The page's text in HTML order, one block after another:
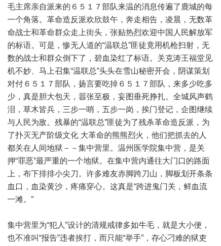
毛主席亲自派来的６５１７部队来温的消息传遍了鹿城的每
一个角落。革命造反派欢欣鼓午，奔走相告，凌晨，无数革
命战士和革命群众走上街头，张贴热烈欢迎中国人民解放军
的标语。可是，惨无人道的“温联总”匪徒竟用机枪扫射，无
数的战士和群众倒下了，碧血染红了标语。关克涛王福堂见
机不妙、马上召集“温联总”头头在雪山秘密开会，阴谋策划
对付６５１７部队，扬言要吃掉６５１７部队，来多少吃多
少，真是胆大包天，嚣张至极，妄图垂死挣扎。全城风声鹤
泪，草木皆兵，三步一哨，五步一岗，挨门登记，企图继续
与人民为敌。残暴的“温联总”匪徒为了残杀革命造反派，为
了扑灭无产阶级文化 大革命的熊熊烈火，他们把抓去的人
都关在人间地狱－－集中营里。温州医学院集中营，是关
押“罪恶”最严重的一个地狱。在集中营内通往大门口的路面
上，布下排排小尖刀。许多难友赤脚跨刀山，脚板划开条条
血口，血染黄沙，疼痛穿心。这真是“跨进鬼门关，鲜血流
一滩。”
集中营里为“犯人”设计的清规戒律多如牛毛，就是大小便，
也不准叫“报告”违者挨打，而只能“举手”，存心刁难的狱吏